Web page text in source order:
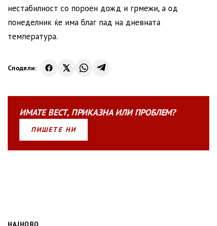
нестабилност со пороен дожд и грмежи, а од
понеделник ќе има благ пад на дневната
температура.
Сподели:
ИМАТЕВЕСТ, ПРИКАЗНАИЛИПРОБЛЕМ?
ПИШЕТЕ НИ
НАЈНОВО